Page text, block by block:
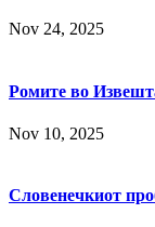
Nov 24, 2025
Ромите во
Nov 10, 2025
Словенечкиот